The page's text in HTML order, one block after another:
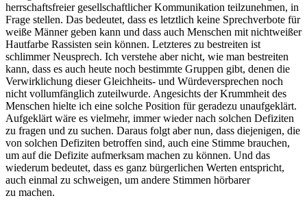
herrschafts­freier gesell­schaft­licher Kommu­ni­kation teilzu­nehmen, in
Frage stellen. Das bedeutet, dass es letztlich keine Sprech­verbote für
weiße Männer geben kann und dass auch Menschen mit nicht­weißer
Hautfarbe Rassisten sein können. Letzteres zu bestreiten ist
schlimmer Neusprech. Ich verstehe aber nicht, wie man bestreiten
kann, dass es auch heute noch bestimmte Gruppen gibt, denen die
Verwirk­li­chung dieser Gleich­heits- und Würde­ver­sprechen noch
nicht vollum­fänglich zuteil­wurde. Angesichts der Krummheit des
Menschen hielte ich eine solche Position für geradezu unauf­ge­klärt.
Aufge­klärt wäre es vielmehr, immer wieder nach solchen Defiziten
zu fragen und zu suchen. Daraus folgt aber nun, dass dieje­nigen, die
von solchen Defiziten betroffen sind, auch eine Stimme brauchen,
um auf die Defizite aufmerksam machen zu können. Und das
wiederum bedeutet, dass es ganz bürger­lichen Werten entspricht,
auch einmal zu schweigen, um andere Stimmen hörbarer
zu machen.